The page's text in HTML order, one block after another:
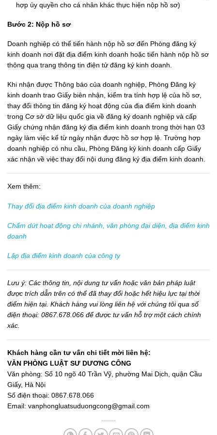
hợp ủy quyền cho cá nhân khác thực hiện nộp hồ sơ)
Bước 2: Nộp hồ sơ
Doanh nghiệp có thể tiến hành nộp hồ sơ đến Phòng đăng ký
kinh doanh nơi đặt địa điểm kinh doanh hoặc tiến hành nộp hồ sơ
thông qua trang thông tin điện tử đăng ký kinh doanh.
Khi nhận được Thông báo của doanh nghiệp, Phòng Đăng ký
kinh doanh trao Giấy biên nhận, kiểm tra tính hợp lệ của hồ sơ,
thay đổi thông tin đăng ký hoạt động của địa điểm kinh doanh
trong Cơ sở dữ liệu quốc gia về đăng ký doanh nghiệp và cấp
Giấy chứng nhận đăng ký địa điểm kinh doanh trong thời hạn 03
ngày làm việc kể từ ngày nhận được hồ sơ hợp lệ. Trường hợp
doanh nghiệp có nhu cầu, Phòng Đăng ký kinh doanh cấp Giấy
xác nhận về việc thay đổi nội dung đăng ký địa điểm kinh doanh.
Xem thêm:
Thay đổi địa điểm kinh doanh của doanh nghiệp
Chấm dứt hoạt động chi nhánh, văn phòng đại diện, địa điểm kinh
doanh
Lập địa điểm kinh doanh của công ty
Lưu ý: Các thông tin, nội dung tư vấn hoặc văn bản pháp luật
được trích dẫn trên có thể đã thay đổi hoặc hết hiệu lực tại thời
điểm hiện tại. Khách hàng vui lòng liên hệ với chúng tôi qua số
điện thoại: 0867.678.066 để được tư vấn hỗ trợ một cách chính
xác.
Khách hàng cần tư vấn chi tiết mời liên hệ:
VĂN PHÒNG LUẬT SƯ DƯƠNG CÔNG
Văn phòng: Số 10 ngõ 40 Trần Vỹ, phường Mai Dịch, quận Cầu
Giấy, Hà Nội
Số điện thoại: 0867.678.066
Email: vanphongluatsuduongcong@gmail.com